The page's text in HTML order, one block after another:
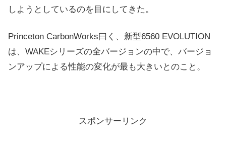
しようとしているのを目にしてきた。
Princeton CarbonWorks曰く、新型6560 EVOLUTION
は、WAKEシリーズの全バージョンの中で、バージョ
ンアップによる性能の変化が最も大きいとのこと。
スポンサーリンク